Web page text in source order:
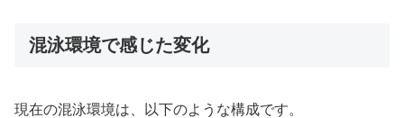
混泳環境で感じた変化
現在の混泳環境は、以下のような構成です。